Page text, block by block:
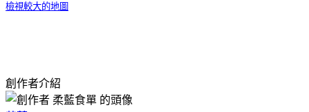
檢視較大的地圖
創作者介紹